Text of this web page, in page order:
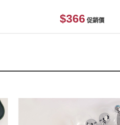
確定並返回
$366 促銷價